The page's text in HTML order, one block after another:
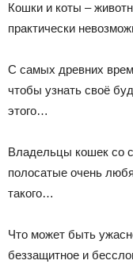
Кошки и коты –
практически
С самых древних
чтобы узнать своё
этого…
Владельцы кошек со
полосатые очень
такого…
Что может быть
беззащитное и